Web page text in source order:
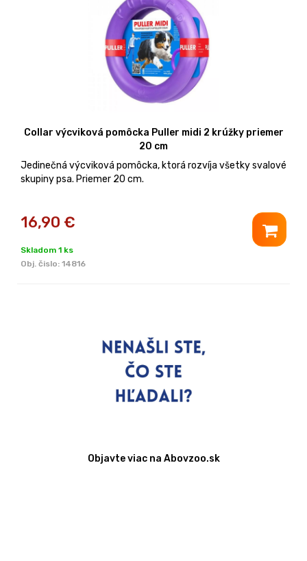
Collar výcviková pomôcka Puller midi 2 krúžky priemer
20 cm
Jedinečná výcviková pomôcka, ktorá rozvíja všetky svalové
skupiny psa. Priemer 20 cm.
16,90 €
Skladom 1 ks
Obj. čislo: 14816
Objavte viac na Abovzoo.sk